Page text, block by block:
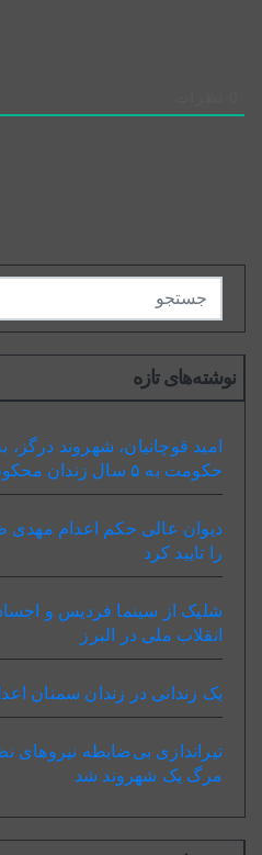
نوشته‌های تازه
امید قوچانیان، شهروند درگز،
حکومت به ۵ سال زندان محکوم شد
دیوان عالی حکم اعدام مهدی
را تایید کرد
شلیک از سینما فردیس و
انقلاب ملی در البرز
یک زندانی در زندان سمنان
تیراندازی بی‌ضابطه نیروهای
مرگ یک شهروند شد